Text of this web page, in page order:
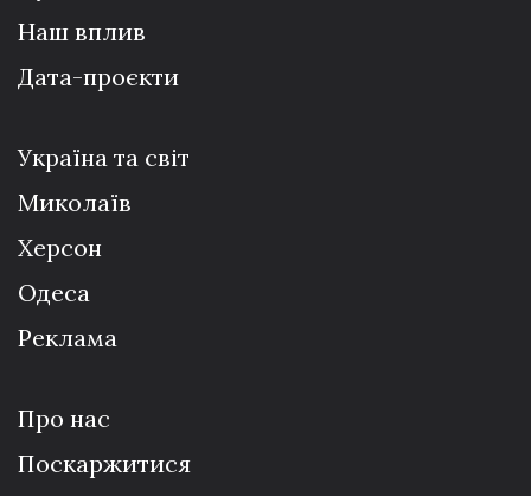
Наш вплив
Дата-проєкти
Україна та світ
Миколаїв
Херсон
Одеса
Реклама
Про нас
Поскаржитися